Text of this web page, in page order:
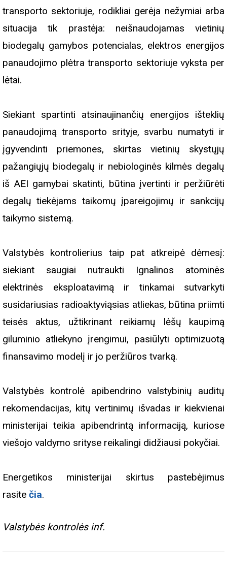
transporto sektoriuje, rodikliai gerėja nežymiai arba
situacija tik prastėja: neišnaudojamas vietinių
biodegalų gamybos potencialas, elektros energijos
panaudojimo plėtra transporto sektoriuje vyksta per
lėtai.
Siekiant spartinti atsinaujinančių energijos išteklių
panaudojimą transporto srityje, svarbu numatyti ir
įgyvendinti priemones, skirtas vietinių skystųjų
pažangiųjų biodegalų ir nebiologinės kilmės degalų
iš AEI gamybai skatinti, būtina įvertinti ir peržiūrėti
degalų tiekėjams taikomų įpareigojimų ir sankcijų
taikymo sistemą.
Valstybės kontrolierius taip pat atkreipė dėmesį:
siekiant saugiai nutraukti Ignalinos atominės
elektrinės eksploatavimą ir tinkamai sutvarkyti
susidariusias radioaktyviąsias atliekas, būtina priimti
teisės aktus, užtikrinant reikiamų lėšų kaupimą
giluminio atliekyno įrengimui, pasiūlyti optimizuotą
finansavimo modelį ir jo peržiūros tvarką.
Valstybės kontrolė apibendrino valstybinių auditų
rekomendacijas, kitų vertinimų išvadas ir kiekvienai
ministerijai teikia apibendrintą informaciją, kuriose
viešojo valdymo srityse reikalingi didžiausi pokyčiai.
Energetikos ministerijai skirtus pastebėjimus
rasite čia.
Valstybės kontrolės inf.